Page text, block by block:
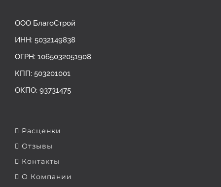
ООО БлагоСтрой
ИНН: 5032149838
ОГРН: ‎1065032051908
КПП: 503201001
ОКПО: 93731475
Расценки
Отзывы
Контакты
О Компании